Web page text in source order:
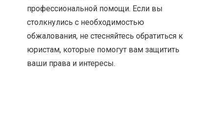
профессиональной помощи. Если вы
столкнулись с необходимостью
обжалования, не стесняйтесь обратиться к
юристам, которые помогут вам защитить
ваши права и интересы.